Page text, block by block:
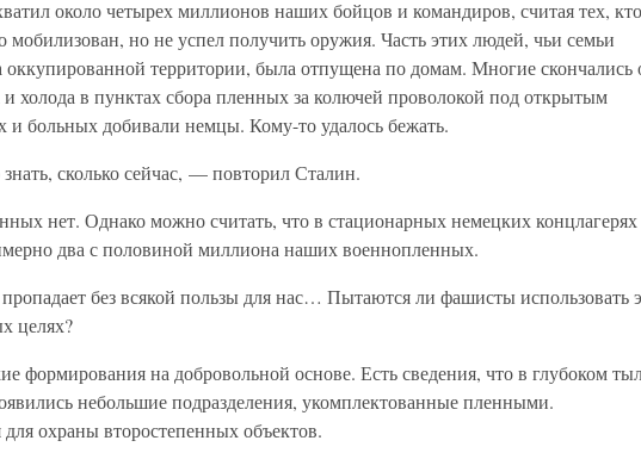
около четырех миллионов наших бойцов и командиров, считая тех, кто
мобилизован, но не успел получить оружия. Часть этих людей, чьи семьи
оккупированной территории, была отпущена по домам. Многие скончались
и холода в пунктах сбора пленных за колючей проволокой под открытым
и больных добивали немцы. Кому-то удалось бежать.
сколько сейчас, — повторил Сталин.
нет. Однако можно считать, что в стационарных немецких концлагерях
два с половиной миллиона наших военнопленных.
без всякой пользы для нас… Пытаются ли фашисты использовать
целях?
формирования на добровольной основе. Есть сведения, что в глубоком
небольшие подразделения, укомплектованные пленными.
охраны второстепенных объектов.